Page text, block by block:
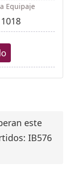
Equipaje
1018
este
IB576